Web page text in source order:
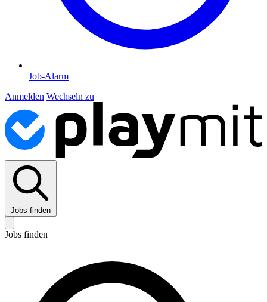
Job-Alarm
Anmelden Wechseln zu
Jobs finden
Jobs finden